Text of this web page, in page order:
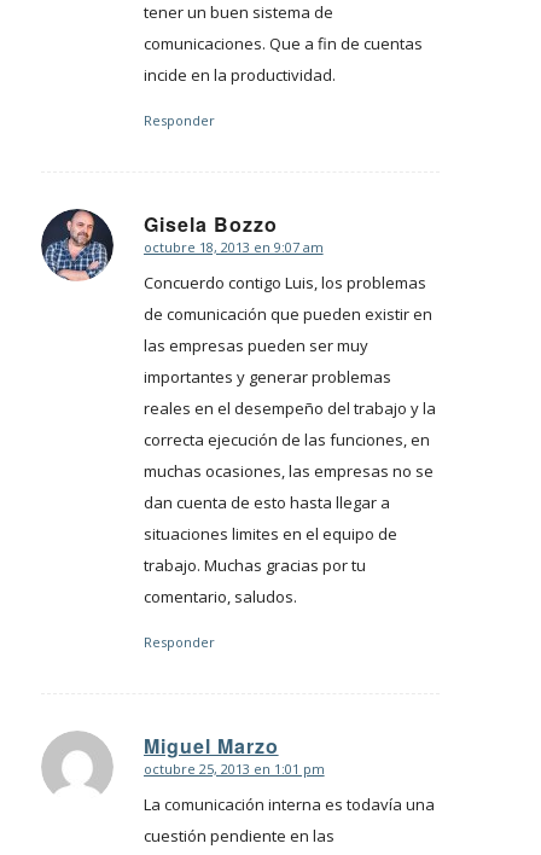
tener un buen sistema de
comunicaciones. Que a fin de cuentas
incide en la productividad.
Responder
Gisela Bozzo
Dice:
octubre 18, 2013 en 9:07 am
Concuerdo contigo Luis, los problemas
de comunicación que pueden existir en
las empresas pueden ser muy
importantes y generar problemas
reales en el desempeño del trabajo y la
correcta ejecución de las funciones, en
muchas ocasiones, las empresas no se
dan cuenta de esto hasta llegar a
situaciones limites en el equipo de
trabajo. Muchas gracias por tu
comentario, saludos.
Responder
Miguel Marzo
Dice:
octubre 25, 2013 en 1:01 pm
La comunicación interna es todavía una
cuestión pendiente en las